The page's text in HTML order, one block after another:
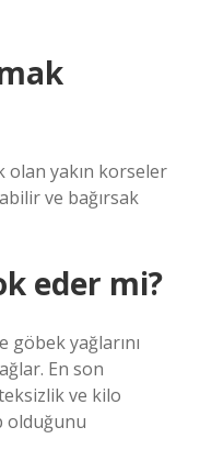
olan yakın korseler
ve bağırsak
eder mi?
göbek yağlarını
En son
ve kilo
olduğunu